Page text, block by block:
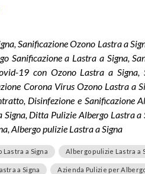
Sanificazione Ozono Lastra a
Sanificazione a Lastra a Signa,
19 con Ozono Lastra a Signa,
Corona Virus Ozono Lastra a
Disinfezione e Sanificazione
Signa, Ditta Pulizie Albergo Lastra
Albergo pulizie Lastra a Signa
Lastra a Signa Albergo pulizie Lastra a
a Signa Azienda Pulizie per